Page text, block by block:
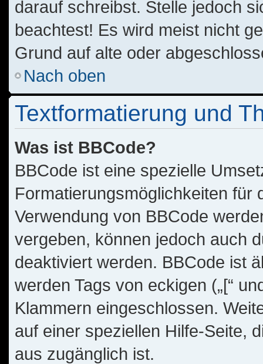
darauf schreibst. Stelle jedoch
beachtest! Es wird meist nicht
Grund auf alte oder
Nach oben
Textformatierung und
Was ist BBCode?
BBCode ist eine spezielle
Formatierungsmöglichkeiten für
Verwendung von BBCode
vergeben, können jedoch auch
deaktiviert werden. BBCode ist
werden Tags von eckigen („[“
Klammern eingeschlossen.
auf einer speziellen Hilfe-Seite,
aus zugänglich ist.